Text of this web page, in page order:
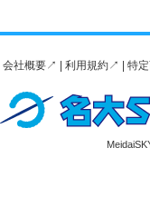
会社概要↗️ 利用規約↗️ 特